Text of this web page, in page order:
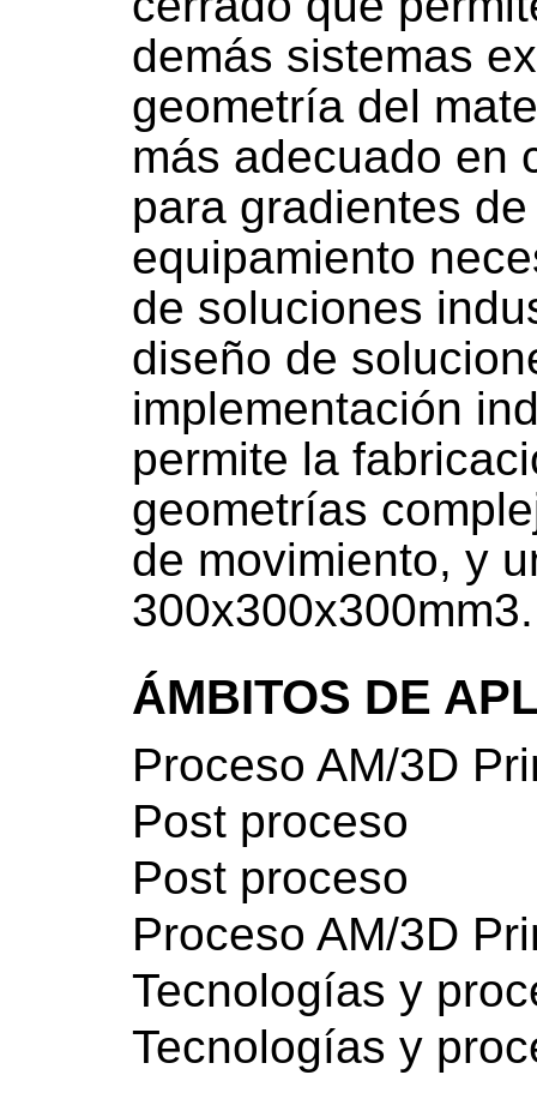
demás sistemas
geometría del
más adecuado en
para gradientes
equipamiento
de soluciones
diseño de
implementación
permite la
geometrías
de movimiento, y
300x300x300mm3.
ÁMBITOS DE
Proceso AM/3D
Post proceso
Post proceso
Proceso AM/3D
Tecnologías y
Tecnologías y